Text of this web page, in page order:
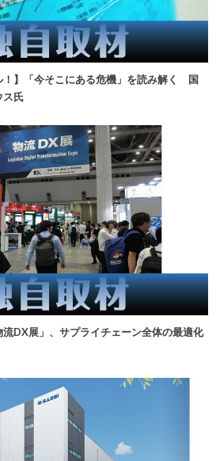
！】「今そこにある危機」を読み解く 国
ス氏
流DX展」、サプライチェーン全体の最適化